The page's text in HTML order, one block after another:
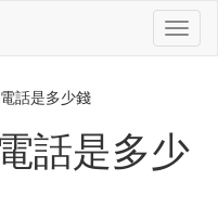
切
換
話是多少錢
話是多少